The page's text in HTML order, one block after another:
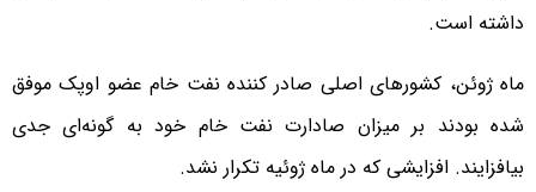
داشته است.
ماه ژوئن، کشورهای اصلی صادر کننده نفت خام عضو اوپک موفق
شده بودند بر میزان صادارت نفت خام خود به گونه‌ای جدی
بیافزایند. افزایشی که در ماه ژوئیه تکرار نشد.